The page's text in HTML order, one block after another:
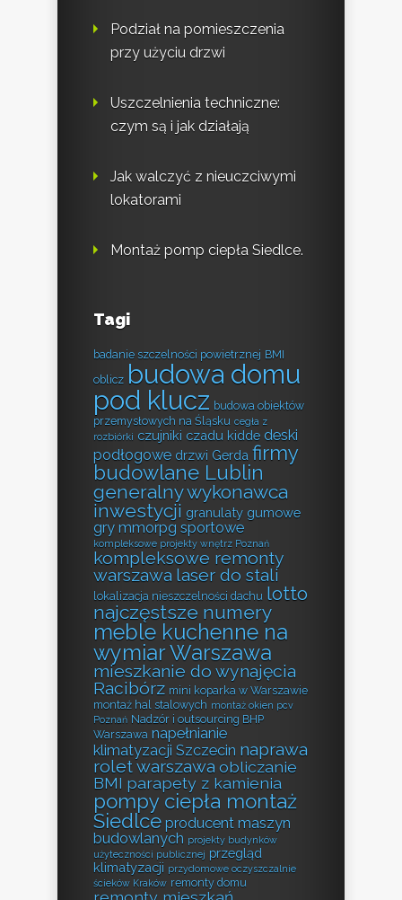
Podział na pomieszczenia
przy użyciu drzwi
Uszczelnienia techniczne:
czym są i jak działają
Jak walczyć z nieuczciwymi
lokatorami
Montaż pomp ciepła Siedlce.
Tagi
badanie szczelności powietrznej BMI
oblicz budowa domu
pod klucz budowa obiektów
przemysłowych na Śląsku cegła z
rozbiórki czujniki czadu kidde deski
podłogowe drzwi Gerda firmy
budowlane Lublin
generalny wykonawca
inwestycji granulaty gumowe
gry mmorpg sportowe
kompleksowe projekty wnętrz Poznań
kompleksowe remonty
warszawa laser do stali
lokalizacja nieszczelności dachu lotto
najczęstsze numery
meble kuchenne na
wymiar Warszawa
mieszkanie do wynajęcia
Racibórz mini koparka w Warszawie
montaż hal stalowych montaż okien pcv
Poznań Nadzór i outsourcing BHP
Warszawa napełnianie
klimatyzacji Szczecin naprawa
rolet warszawa obliczanie
BMI parapety z kamienia
pompy ciepła montaż
Siedlce producent maszyn
budowlanych projekty budynków
użyteczności publicznej przegląd
klimatyzacji przydomowe oczyszczalnie
ścieków Kraków remonty domu